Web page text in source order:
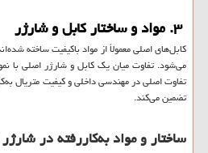
۳. مواد و ساختار کابل و شارژر
کابل‌های اصلی معمولاً از مواد باکیفیت ساخته
می‌شود. تفاوت میان یک کابل و شارژر اصلی با
تفاوت اصلی در مهندسی داخلی و کیفیت متریال
تضمین می‌کند.
ساختار و مواد به‌کاررفته در